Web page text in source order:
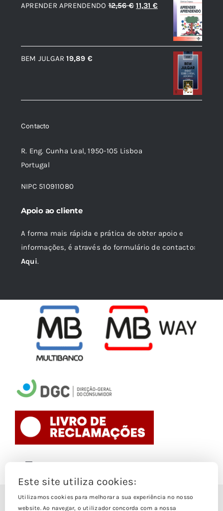
era:
é:
APRENDER APRENDENDO 12,56€ O
era:
11,31 €O
atual
é:
11,31 €.
BEM JULGAR 19,89 €
Contacto
R. Eng. Cunha Leal, 1950-105 Lisboa
Portugal
NIPC 510911080
Apoio ao cliente
A forma mais rápida e prática de obter apoio e
informações, é através do formulário de contacto:
Aqui.
Navigation
© Copyright 1988- 2026
Este site utiliza cookies:
Utilizamos cookies para melhorar a sua experiência no nosso
website. Ao navegar, o utilizador concorda com a nossa